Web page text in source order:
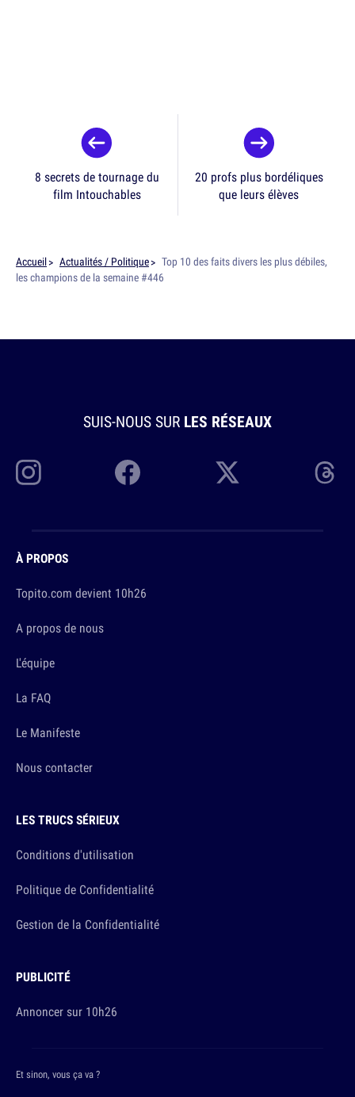
8 secrets de tournage du
film Intouchables
20 profs plus bordéliques
que leurs élèves
Accueil Actualités / Politique
Top 10 des faits divers les plus débiles,
les champions de la semaine #446
SUIS-NOUS SUR LES RÉSEAUX
À PROPOS
Topito.com devient 10h26
A propos de nous
L'équipe
La FAQ
Le Manifeste
Nous contacter
LES TRUCS SÉRIEUX
Conditions d'utilisation
Politique de Confidentialité
Gestion de la Confidentialité
PUBLICITÉ
Annoncer sur 10h26
Et sinon, vous ça va ?